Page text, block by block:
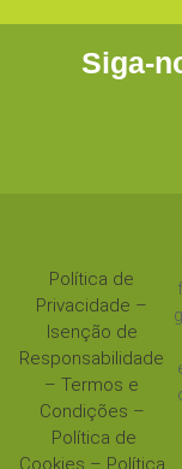
Siga-
Política de
Privacidade –
Isenção de
Responsabilidade
–Termos e
Condições –
Política de
Cookies – Política